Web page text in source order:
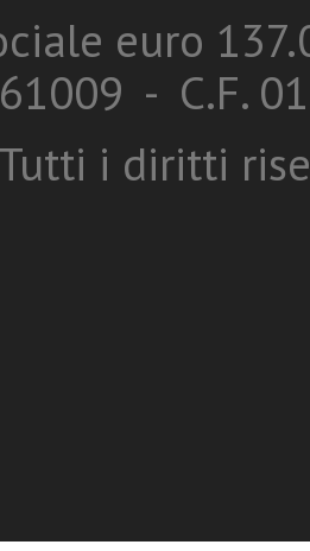
euro
- C.F.
i diritti